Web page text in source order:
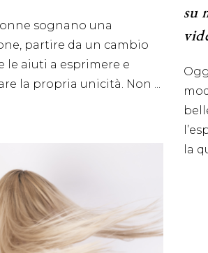
sognano una
partire da un cambio
le aiuti a esprimere e
la propria unicità. Non
su
la